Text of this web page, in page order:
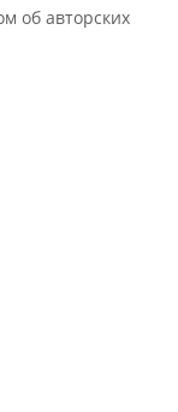
об авторских